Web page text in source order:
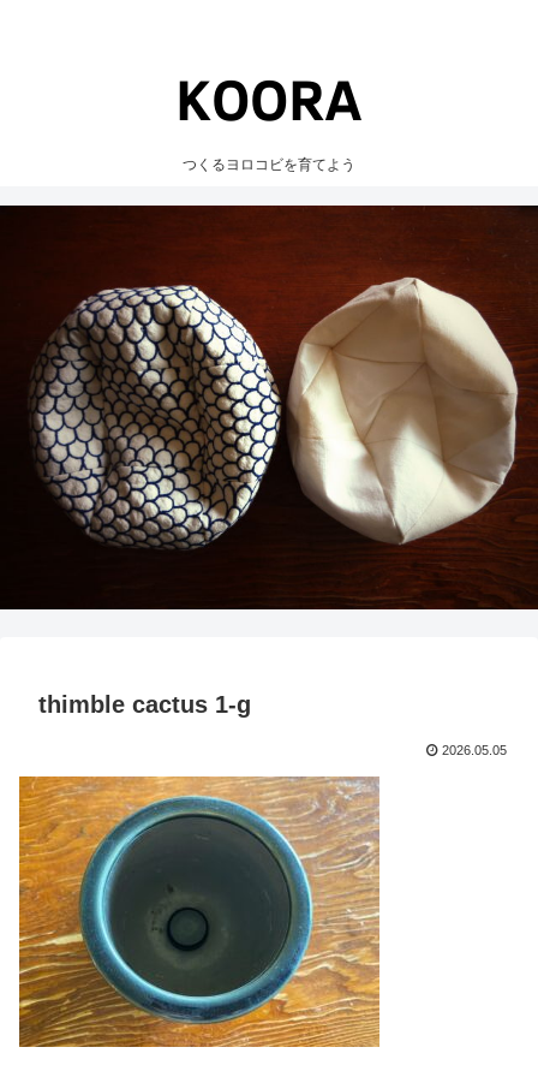
つくるヨロコビを育てよう
thimble cactus 1-g
2026.05.05